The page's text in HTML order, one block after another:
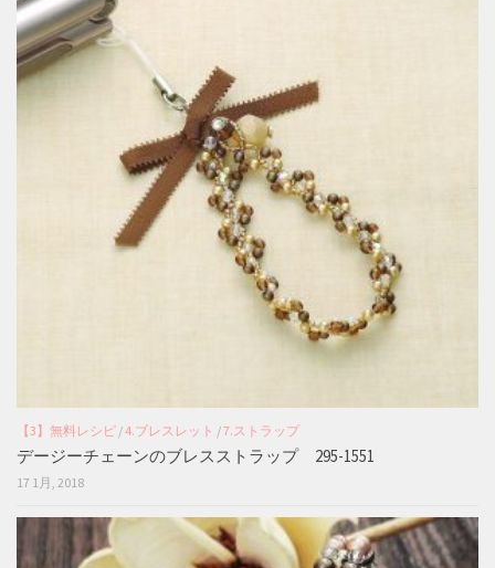
【3】無料レシピ /4.ブレスレット /7.ストラップ
デージーチェーンのブレスストラップ 295-1551
17 1月, 2018